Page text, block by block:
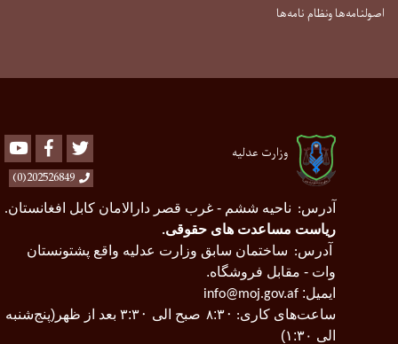
اصولنامه‌ها ونظام نامه‌ها
وزارت عدلیه Youtube Facebook
202526849(0)
آدرس: ناحیه ششم - غرب قصر دارالامان کابل افغانستان.
ریاست مساعدت های حقوقی.
آدرس: ساختمان سابق وزارت عدلیه واقع پشتونستان
وات - مقابل فروشگاه.
ایمیل: info@moj.gov.af
ساعت‌های کاری: :۳۰ صبح الی ۳ :۳۰
بعد از ظهر(پنج‌شنبه
الی ۱:۳۰)